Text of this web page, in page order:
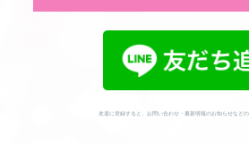
友達に登録すると、お問い合わせ・最新情報のお知らせなど